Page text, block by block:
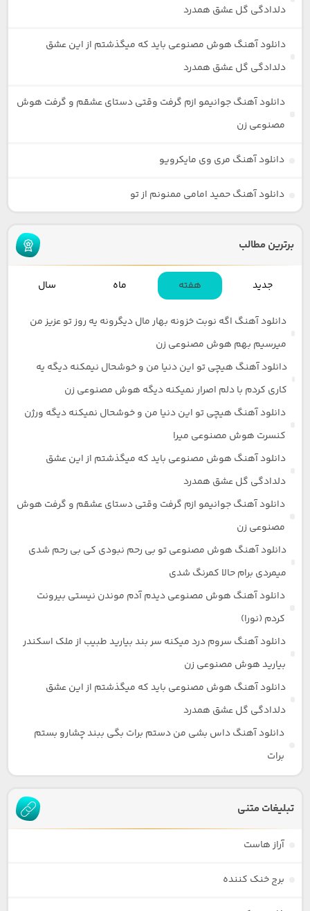
دلدادگی گل عشق همدرد
دانلود آهنگ هوش مصنوعی باید که میگذشتم از این عشق
دلدادگی گل عشق همدرد
دانلود آهنگ جوانیمو ازم گرفت وقتی دستای عشقم و گرفت هوش
مصنوعی زن
دانلود آهنگ مری وی مایکرویو
دانلود آهنگ حمید امامی ممنونم از تو
برترین مطالب
جدید هفته ماه سال
دانلود آهنگ اگه نوبت خزونه بهار مال دیگرونه یه روز تو عزیز من
میرسیم بهم هوش مصنوعی زن
دانلود آهنگ هیچی تو این دنیا من و خوشحال نیمکنه دیگه یه
کاری کردم با دلم اصرار نمیکنه دیگه هوش مصنوعی زن
دانلود آهنگ هیچی تو این دنیا من و خوشحال نمیکنه دیگه ورژن
کنسرت هوش مصنوعی میرا
دانلود آهنگ هوش مصنوعی باید که میگذشتم از این عشق
دلدادگی گل عشق همدرد
دانلود آهنگ جوانیمو ازم گرفت وقتی دستای عشقم و گرفت هوش
مصنوعی زن
دانلود آهنگ هوش مصنوعی تو بی رحم نبودی کی بی رحم شدی
میمردی برام حالا کمرنگ شدی
دانلود آهنگ هوش مصنوعی دیدم آدم موندن نیستی بیرونت
کردم (نورا)
دانلود آهنگ سروم درد میکنه سر بند بیارید طبیب از ملک اسکندر
بیارید هوش مصنوعی زن
دانلود آهنگ هوش مصنوعی باید که میگذشتم از این عشق
دلدادگی گل عشق همدرد
دانلود آهنگ داس بشی من دستم برات بگی ببند چشارو بستم
برات
تبلیغات متنی
آراز هاست
برج خنک کننده